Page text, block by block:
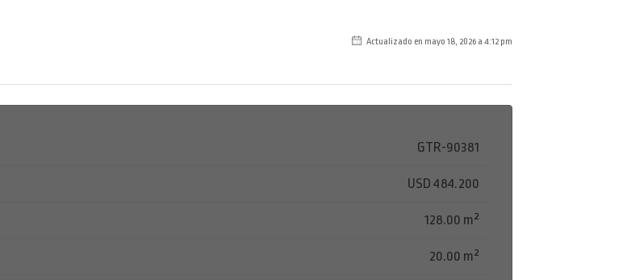
Actualizado en mayo 18, 2026 a 4:12 pm
GTR-90381
USD 484.200
128.00 m²
20.00 m²